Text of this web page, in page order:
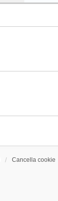
Cancella cookie